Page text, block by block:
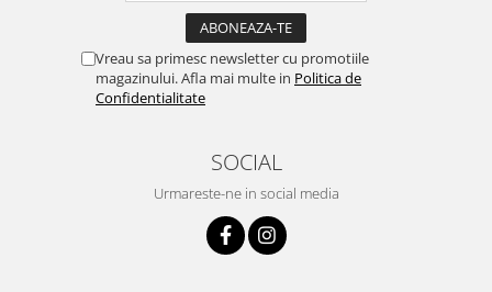
Vreau sa primesc newsletter cu promotiile
magazinului. Afla mai multe in Politica de
Confidentialitate
SOCIAL
Urmareste-ne in social media